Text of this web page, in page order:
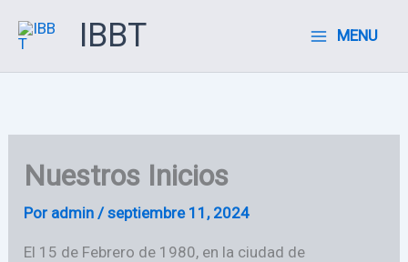
IBBT MENU
Nuestros Inicios
Por admin /septiembre 11, 2024
El 15 de Febrero de 1980, en la ciudad de